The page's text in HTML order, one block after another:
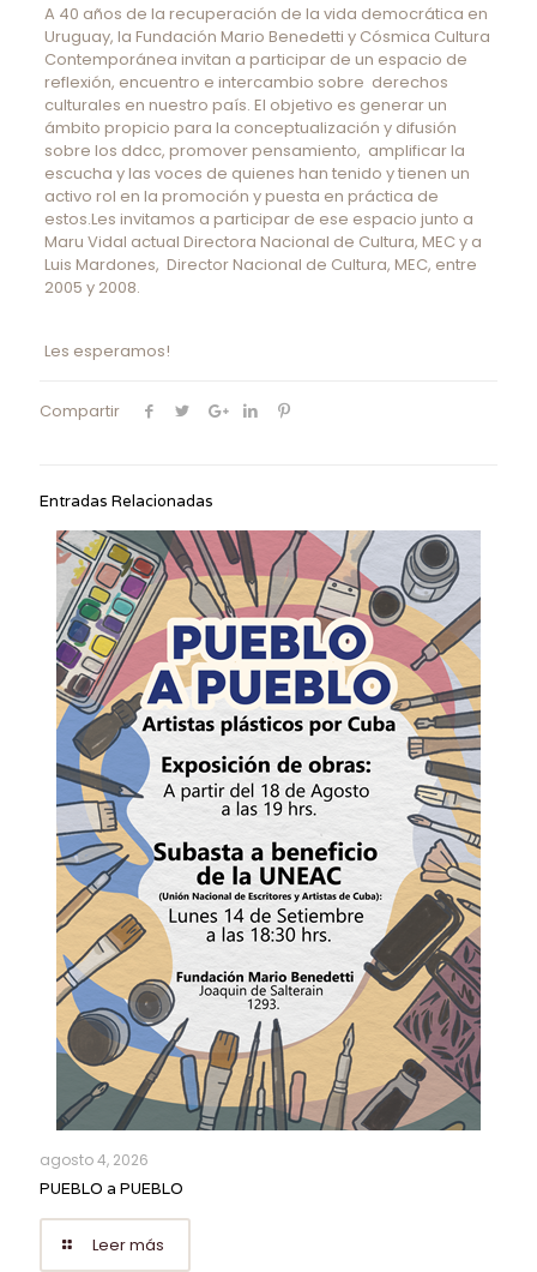
A 40 años de la recuperación de la vida democrática en
Uruguay, la Fundación Mario Benedetti y Cósmica Cultura
Contemporánea invitan a participar de un espacio de
reflexión, encuentro e intercambio sobre derechos
culturales en nuestro país. El objetivo es generar un
ámbito propicio para la conceptualización y difusión
sobre los ddcc, promover pensamiento, amplificar la
escucha y las voces de quienes han tenido y tienen un
activo rol en la promoción y puesta en práctica de
estos.Les invitamos a participar de ese espacio junto a
Maru Vidal actual Directora Nacional de Cultura, MEC y a
Luis Mardones, Director Nacional de Cultura, MEC, entre
2005 y 2008.
Les esperamos!
Compartir
Entradas Relacionadas
agosto 4, 2026
PUEBLO a PUEBLO
Leer más